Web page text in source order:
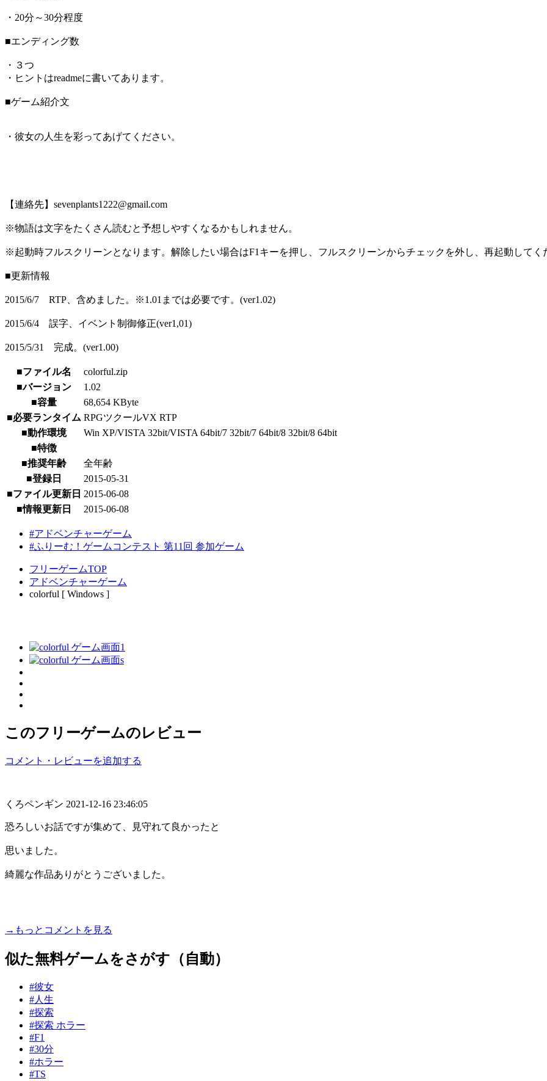
・20分～30分程度
■エンディング数
・３つ
・ヒントはreadmeに書いてあります。
■ゲーム紹介文
・彼女の人生を彩ってあげてください。
【連絡先】sevenplants1222@gmail.com
※物語は文字をたくさん読むと予想しやすくなるかもしれません。
※起動時フルスクリーンとなります。解除したい場合はF1キーを押し、フルスクリーンからチェックを外し、再起動してく
■更新情報
2015/6/7 RTP、含めました。※1.01までは必要です。(ver1.02)
2015/6/4 誤字、イベント制御修正(ver1,01)
2015/5/31 完成。(ver1.00)
■ファイル名
colorful.zip
■バージョン
1.02
■容量
68,654 KByte
■必要ランタイム RPGツクールVX RTP
■動作環境
Win XP/VISTA 32bit/VISTA 64bit/7 32bit/7 64bit/8 32bit/8 64bit
■特徴
■推奨年齢
全年齢
■登録日
2015-05-31
■ファイル更新日 2015-06-08
■情報更新日
2015-06-08
#アドベンチャーゲーム
#ふりーむ！ゲームコンテスト 第11回 参加ゲーム
フリーゲームTOP
アドベンチャーゲーム
colorful [ Windows ]
このフリーゲームのレビュー
コメント・レビューを追加する
くろペンギン 2021-12-16 23:46:05
恐ろしいお話ですが集めて、見守れて良かったと
思いました。
綺麗な作品ありがとうございました。
→もっとコメントを見る
似た無料ゲームをさがす（自動）
#彼女
#人生
#探索
#探索 ホラー
#F1
#30分
#ホラー
#TS